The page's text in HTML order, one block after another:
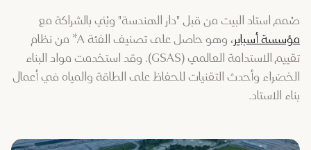
صُمم استاد البيت من قبل "دار الهندسة" وبُني بالشراكة مع
مؤسسة أسباير
، وهو حاصل على تصنيف الفئة A* من نظام
تقييم الاستدامة العالمي (GSAS). وقد استخدمت مواد البناء
الخضراء وأحدث التقنيات للحفاظ على الطاقة والمياه في أعمال
بناء الاستاد.